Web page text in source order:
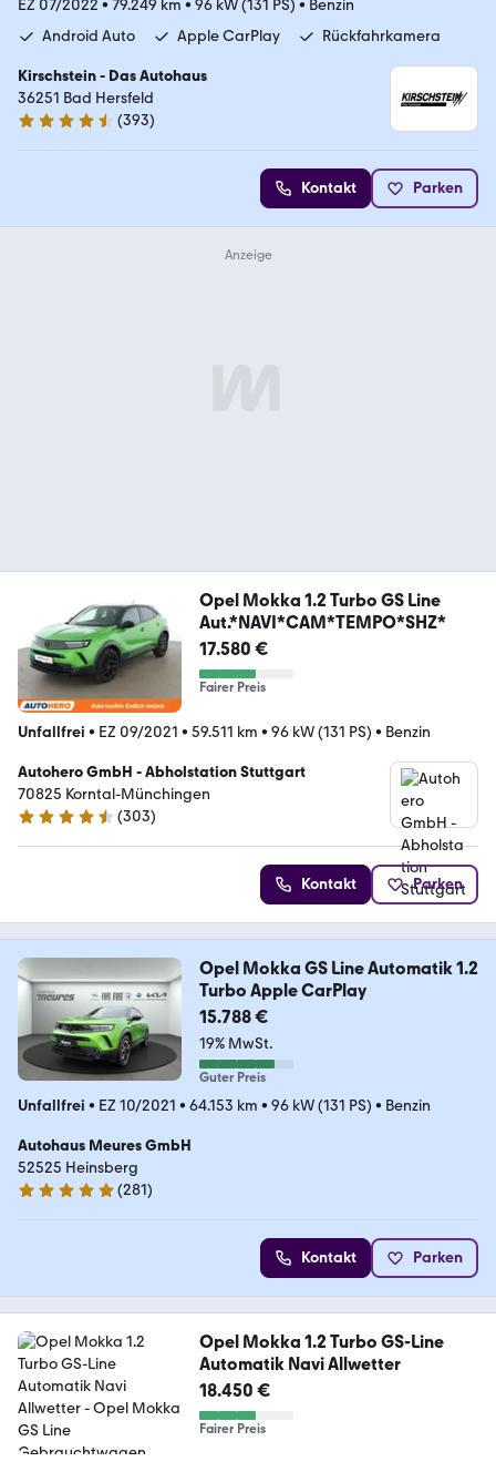
EZ 07/2022 • 79.249 km • 96 kW (131 PS) • Benzin
Android Auto
Apple CarPlay Rückfahrkamera
Kirschstein - Das Autohaus
36251 Bad Hersfeld
4.7 Sterne
(393)
Kontakt Parken
Opel Mokka 1.2 Turbo GS Line
Aut.*NAVI*CAM*TEMPO*SHZ*
17.580 €
Fairer Preis
Unfallfrei • EZ 09/2021 • 59.511 km • 96 kW (131 PS) • Benzin
Autohero GmbH - Abholstation Stuttgart
70825 Korntal-Münchingen
4.4 Sterne
(303)
Kontakt Parken
Opel Mokka GS Line Automatik 1.2
Turbo Apple CarPlay
15.788 €
19% MwSt.
Guter Preis
Unfallfrei • EZ 10/2021 • 64.153 km • 96 kW (131 PS) • Benzin
Autohaus Meures GmbH
52525 Heinsberg
4.8 Sterne
(281)
Kontakt Parken
Opel Mokka 1.2 Turbo GS-Line
Automatik Navi Allwetter
18.450 €
Fairer Preis